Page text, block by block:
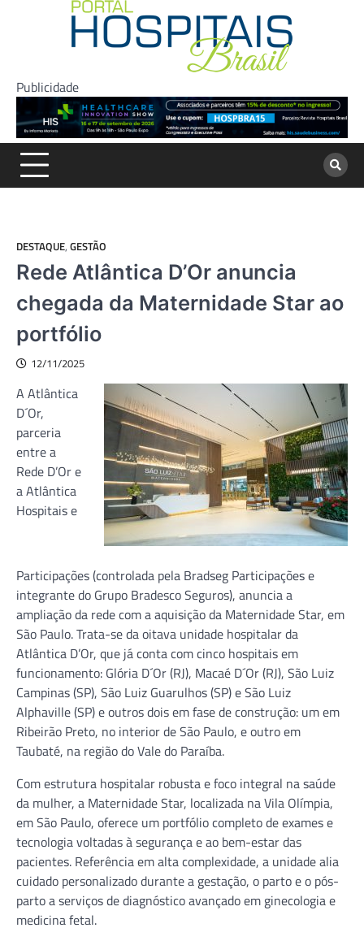
Publicidade
DESTAQUE, GESTÃO
Rede Atlântica D’Or anuncia
chegada da Maternidade Star ao
portfólio
12/11/2025
A Atlântica
D´Or,
parceria
entre a
Rede D’Or e
a Atlântica
Hospitais e
Participações (controlada pela Bradseg Participações e
integrante do Grupo Bradesco Seguros), anuncia a
ampliação da rede com a aquisição da Maternidade Star, em
São Paulo. Trata-se da oitava unidade hospitalar da
Atlântica D’Or, que já conta com cinco hospitais em
funcionamento: Glória D´Or (RJ), Macaé D´Or (RJ), São Luiz
Campinas (SP), São Luiz Guarulhos (SP) e São Luiz
Alphaville (SP) e outros dois em fase de construção: um em
Ribeirão Preto, no interior de São Paulo, e outro em
Taubaté, na região do Vale do Paraíba.
Com estrutura hospitalar robusta e foco integral na saúde
da mulher, a Maternidade Star, localizada na Vila Olímpia,
em São Paulo, oferece um portfólio completo de exames e
tecnologia voltadas à segurança e ao bem-estar das
pacientes. Referência em alta complexidade, a unidade alia
cuidado personalizado durante a gestação, o parto e o pós-
parto a serviços de diagnóstico avançado em ginecologia e
medicina fetal.